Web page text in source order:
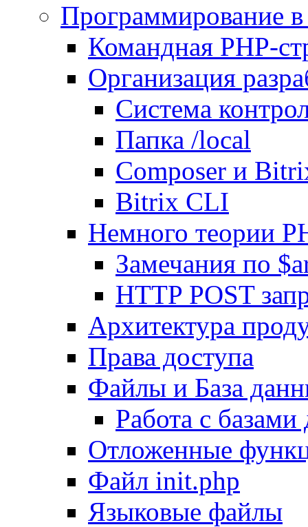
Программирование
Командная PHP-
Организация
Система
Папка /local
Composer и
Bitrix CLI
Немного теории
Замечания по
HTTP POST
Архитектура
Права доступа
Файлы и База
Работа с
Отложенные
Файл init.php
Языковые файлы